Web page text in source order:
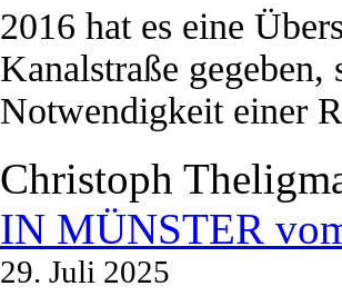
2016 hat es eine
Kanalstraße
Notwendigkeit einer
Christoph
IN MÜNSTER
29. Juli 2025